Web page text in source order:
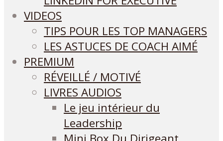
VIDEOS
TIPS POUR LES TOP MANAGERS
LES ASTUCES DE COACH AIMÉ
PREMIUM
RÉVEILLÉ / MOTIVÉ
LIVRES AUDIOS
Le jeu intérieur du
Leadership